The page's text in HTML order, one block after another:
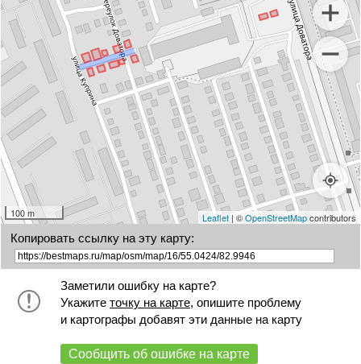
100 m Leaflet| ©OpenStreetMapcontributors
Копировать ссылку на эту карту:
Заметили ошибку на карте?
Укажите точку на карте, опишите проблему
и картографы добавят эти данные на карту
Сообщить об ошибке на карте